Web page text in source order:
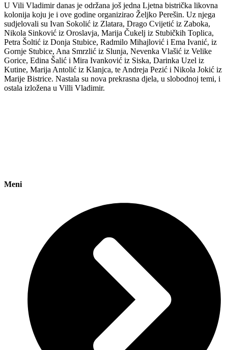
U Vili Vladimir danas je održana još jedna Ljetna bistrička likovna
kolonija koju je i ove godine organizirao Željko Perešin. Uz njega
sudjelovali su Ivan Sokolić iz Zlatara, Drago Cvijetić iz Zaboka,
Nikola Sinković iz Oroslavja, Marija Čukelj iz Stubičkih Toplica,
Petra Šoltić iz Donja Stubice, Radmilo Mihajlović i Ema Ivanić, iz
Gornje Stubice, Ana Smrzlić iz Slunja, Nevenka Vlašić iz Velike
Gorice, Edina Šalić i Mira Ivanković iz Siska, Darinka Uzel iz
Kutine, Marija Antolić iz Klanjca, te Andreja Pezić i Nikola Jokić iz
Marije Bistrice. Nastala su nova prekrasna djela, u slobodnoj temi, i
ostala izložena u Villi Vladimir.
Meni